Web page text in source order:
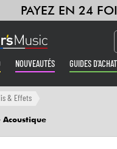
PAYEZ EN 24
NOUVEAUTÉS GUIDES D'ACHAT
& Basses
& Effets